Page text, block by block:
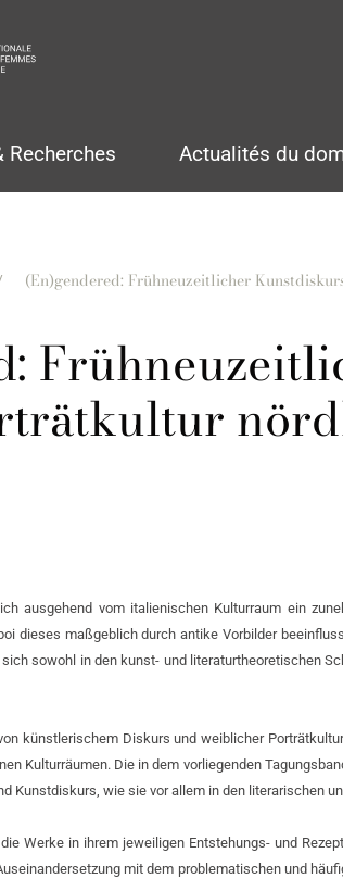
Recherches Actualités du
(En)gendered: Frühneuzeitlicher
ausgehend vom italienischen Kulturraum ein
dieses maßgeblich durch antike Vorbilder
sowohl in den kunst- und literaturtheoretischen
künstlerischem Diskurs und weiblicher
Kulturräumen. Die in dem vorliegenden
Kunstdiskurs, wie sie vor allem in den literarischen
Werke in ihrem jeweiligen Entstehungs- und
mit dem problematischen und